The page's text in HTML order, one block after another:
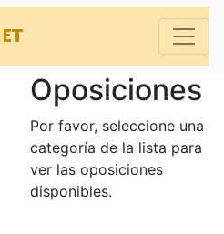
Oposiciones
Por favor, seleccione una
categoría de la lista para
ver las oposiciones
disponibles.